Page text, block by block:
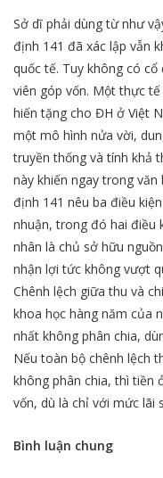
Sở dĩ phải dùng từ như
định 141 đã xác lập vẫn
quốc tế. Tuy không có
viên góp vốn. Một thực
hiến tặng cho ĐH ở Việt
một mô hình nửa vời,
truyền thống và tính khả
này khiến ngay trong
định 141 nêu ba điều
nhuận, trong đó hai điều
nhân là chủ sở hữu
nhận lợi tức không vượt
Chênh lệch giữa thu và
khoa học hàng năm của
nhất không phân chia,
Nếu toàn bộ chênh lệch
không phân chia, thì tiền
vốn, dù là chỉ với mức lãi
Bình luận chung